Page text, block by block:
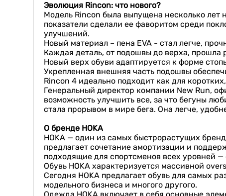
Эволюция Rincon: что нового?
Модель Rincon была выпущена несколько лет
показатели сделали ее фаворитом среди
улучшений.
Новый материал – пена EVA - стал легче,
Каждая деталь, от подошвы до верха, прошла
Новый верх обуви адаптируется к форме
Укрепленная внешняя часть подошвы
Rincon 4 идеально подходит как для
Генеральный директор компании New Run,
возможность улучшить все, за что бегуны
стала прорывом в мире бега. Она легче,
О бренде HOKA
HOKA — один из самых быстрорастущих
предлагает сочетание амортизации и
подходящие для спортсменов всех уровней
Обувь HOKA характеризуется массивной
Сегодня HOKA предлагает обувь для самых
модельного бизнеса и многого другого.